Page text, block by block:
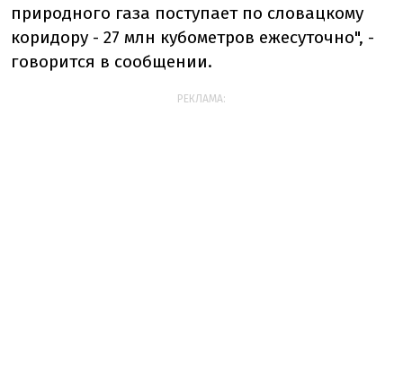
природного газа поступает по словацкому
коридору - 27 млн кубометров ежесуточно", -
говорится в сообщении.
РЕКЛАМА: